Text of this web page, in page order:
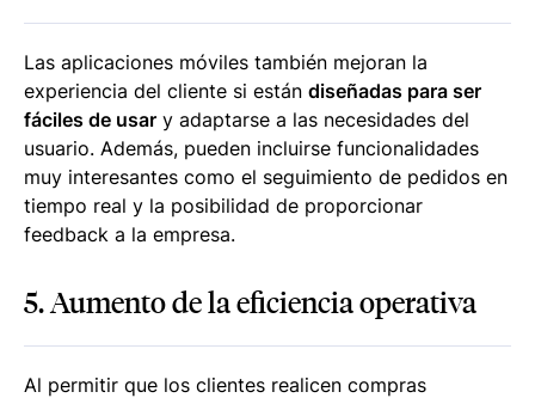
Las aplicaciones móviles también mejoran la
experiencia del cliente si están diseñadas para ser
fáciles de usar y adaptarse a las necesidades del
usuario. Además, pueden incluirse funcionalidades
muy interesantes como el seguimiento de pedidos en
tiempo real y la posibilidad de proporcionar
feedback a la empresa.
5. Aumento de la eficiencia operativa
Al permitir que los clientes realicen compras